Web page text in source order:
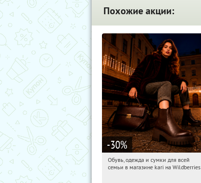
Похожие акции:
-30%
08:34:57 Получили:
Обувь, одежда и сумки для всей
семьи в магазине kari на Wildberries